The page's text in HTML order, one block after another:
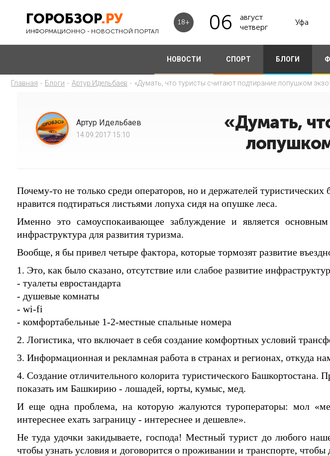
ГОРОБЗОР.РУ
ИНФОРМАЦИОННО - НОВОСТНОЙ ПОРТАЛ
18+ 06
август
четверг
Уфа
НОВОСТИ СПОРТ БЛОГИ
Главная - Блоги - Артур Идельбаев - «Думать, что туристы считают подтирание лопушком
Артур Идельбаев
14.09.2017 15:10
«Думать,
Почему-то не только среди операторов, но и держателей
нравится подтираться листьями лопуха сидя на опушке леса.
Именно это самоуспокаивающее заблуждение и является
инфраструктура для развития туризма.
Вообще, я бы привел четыре фактора, которые тормозят развитие
1. Это, как было сказано, отсутствие или слабое развитие
- туалеты евростандарта
- душевые комнаты
- wi-fi
- комфортабельные 1-2-местные спальные номера
2. Логистика, что включает в себя создание комфортных условий
3. Информационная и рекламная работа в странах и регионах, откуда
4. Создание отличительного колорита туристического
показать им Башкирию - лошадей, юрты, кумыс, мед.
И еще одна проблема, на которую жалуются туроператоры: мол
интереснее ехать заграницу - интереснее и дешевле».
Не туда удочки закидываете, господа! Местный турист до любого
чтобы узнать условия и договорится о проживании и транспорте,